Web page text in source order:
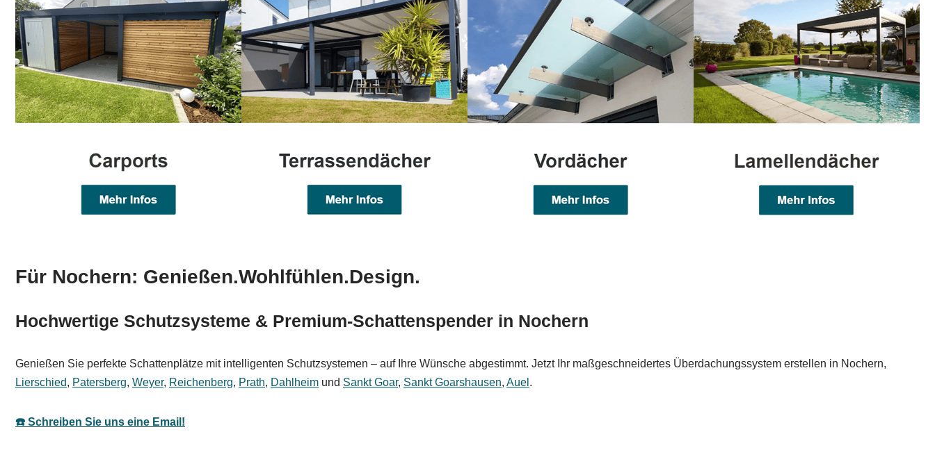
Für Nochern: Genießen.Wohlfühlen.Design.
Hochwertige Schutzsysteme & Premium-Schattenspender in Nochern
Genießen Sie perfekte Schattenplätze mit intelligenten Schutzsystemen – auf Ihre Wünsche abgestimmt. Jetzt Ihr maßgeschneidertes Überdachungssystem erstellen in Nochern,
Lierschied, Patersberg, Weyer, Reichenberg, Prath, Dahlheim und Sankt Goar, Sankt Goarshausen, Auel .
☎️ Schreiben Sie uns eine Email!